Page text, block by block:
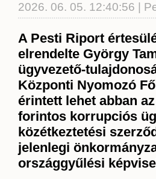
2026. 06. 05. 12:40:56 |
A Pesti Riport
elrendelte György
ügyvezető-
Központi Nyomozó
érintett lehet abban
forintos korrupciós
közétkeztetési
jelenlegi
országgyűlési